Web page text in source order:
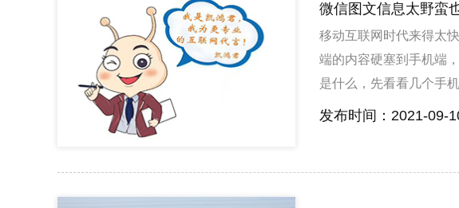
微信图文信息太野蛮
移动互联网时代来得太
端的内容硬塞到手机端
是什么，先看看几个手
耗费眼神，用户长时间
发布时间：2021-09-